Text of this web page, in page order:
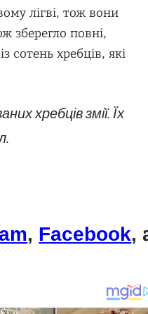
лігві, тож вони
зберегло повні,
сотень хребців, які
хребців змії. Їх
, Facebook,